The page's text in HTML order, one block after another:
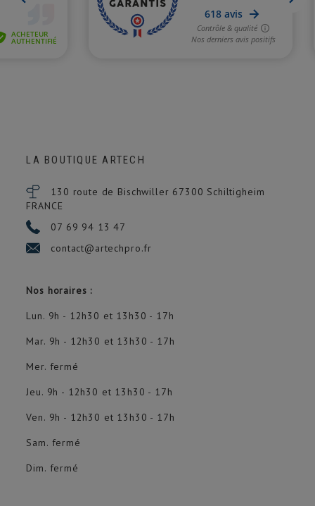
LA BOUTIQUE ARTECH
130 route de Bischwiller 67300 Schiltigheim
FRANCE
07 69 94 13 47
contact@artechpro.fr
Nos horaires :
Lun. 9h - 12h30 et 13h30 - 17h
Mar. 9h - 12h30 et 13h30 - 17h
Mer. fermé
Jeu. 9h - 12h30 et 13h30 - 17h
Ven. 9h - 12h30 et 13h30 - 17h
Sam. fermé
Dim. fermé